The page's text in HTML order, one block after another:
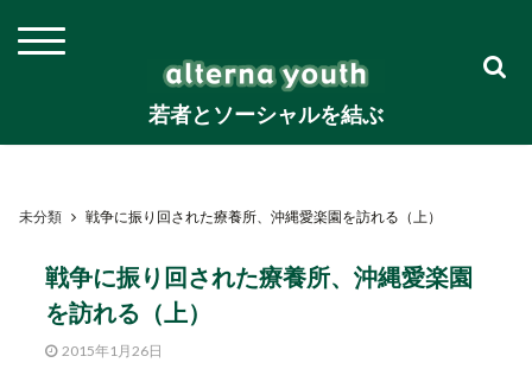
若者とソーシャルを結ぶ
未分類 戦争に振り回された療養所、沖縄愛楽園を訪れる（上）
戦争に振り回された療養所、沖縄愛楽園
を訪れる（上）
2015年1月26日